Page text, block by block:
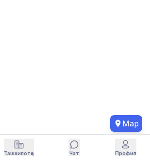
Map
Ташкилотҳо Чат Профил